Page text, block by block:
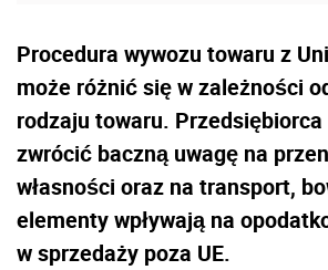
Procedura wywozu towaru z
może różnić się w zależności
rodzaju towaru.
zwrócić baczną uwagę na
własności oraz na transport,
elementy wpływają na
w sprzedaży poza UE.